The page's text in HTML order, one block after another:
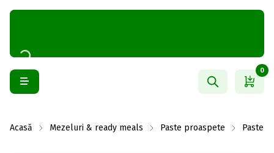
0
Acasă Mezeluri & ready meals Paste proaspete Paste